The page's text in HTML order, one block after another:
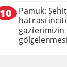
10
Pamuk:
hatırası
gazilerimizin